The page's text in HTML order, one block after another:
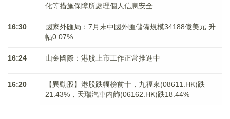
化等措施保障所處理個人信息安全
16:30
國家外匯局：7月末中國外匯儲備規模34188億美元 升
幅0.07%
16:24 山金國際：港股上市工作正常推進中
16:20
【異動股】港股跌幅榜前十，九福來(08611.HK)跌
21.43%，天瑞汽車内飾(06162.HK)跌18.44%